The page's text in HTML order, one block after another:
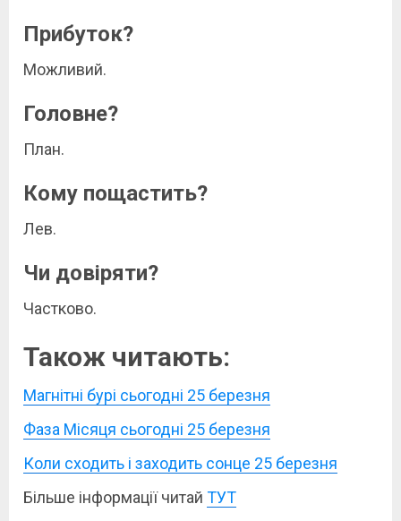
Прибуток?
Можливий.
Головне?
План.
Кому пощастить?
Лев.
Чи довіряти?
Частково.
Також читають:
Магнітні бурі сьогодні 25 березня
Фаза Місяця сьогодні 25 березня
Коли сходить і заходить сонце 25 березня
Більше інформації читай ТУТ